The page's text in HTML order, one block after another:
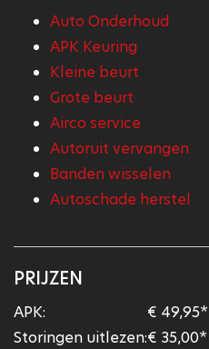
Auto Onderhoud
APK Keuring
Kleine beurt
Grote beurt
Airco service
Autoruit vervangen
Banden wisselen
Autoschade herstel
PRIJZEN
APK:
€ 49,95*
Storingen uitlezen:€ 35,00*